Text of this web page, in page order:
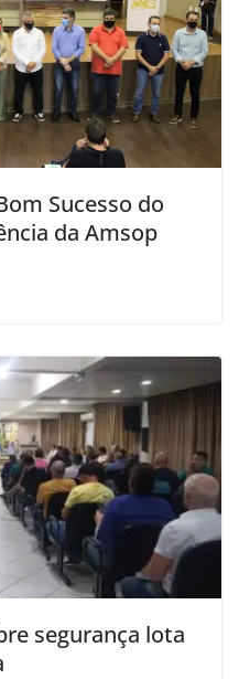
Sucesso do
da Amsop
segurança lota